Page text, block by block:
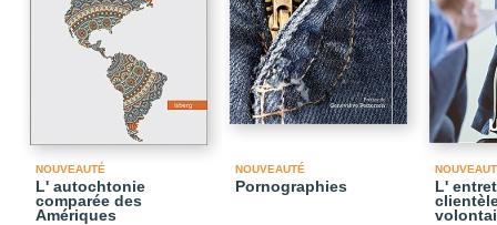
NOUVEAUTÉ
L' autochtonie
comparée des
Amériques
NOUVEAUTÉ
Pornographies
L'